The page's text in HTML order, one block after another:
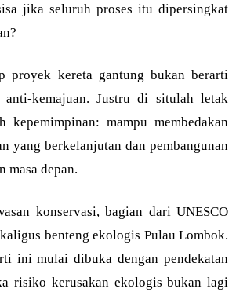
jika seluruh proses itu dipersingkat
proyek kereta gantung bukan berarti
anti-kemajuan. Justru di situlah letak
kepemimpinan: mampu membedakan
yang berkelanjutan dan pembangunan
masa depan.
konservasi, bagian dari UNESCO
benteng ekologis Pulau Lombok.
ini mulai dibuka dengan pendekatan
risiko kerusakan ekologis bukan lagi